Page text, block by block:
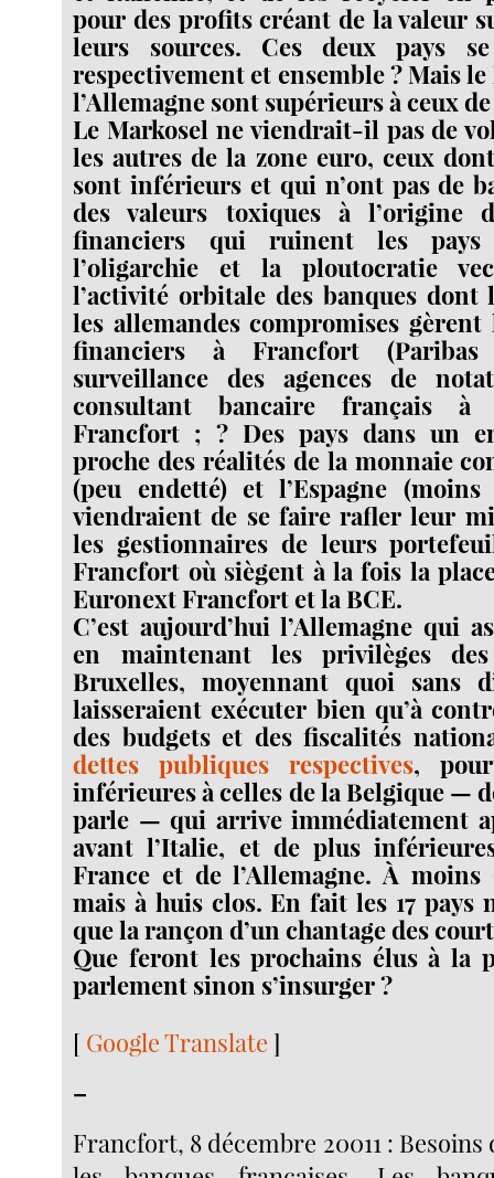
pour des profits créant de la valeur
leurs sources. Ces deux pays
respectivement et ensemble ? Mais le
l’Allemagne sont supérieurs à ceux
Le Markosel ne viendrait-il pas de
les autres de la zone euro, ceux
sont inférieurs et qui n’ont pas de
des valeurs toxiques à l’origine
financiers qui ruinent les
l’oligarchie et la ploutocratie
l’activité orbitale des banques dont
les allemandes compromises
financiers à Francfort
surveillance des agences de
consultant bancaire français
Francfort ; ? Des pays dans un
proche des réalités de la monnaie
(peu endetté) et l’Espagne
viendraient de se faire rafler leur
les gestionnaires de leurs
Francfort où siègent à la fois la
Euronext Francfort et la BCE.
C’est aujourd’hui l’Allemagne qui
en maintenant les privilèges
Bruxelles, moyennant quoi
laisseraient exécuter bien qu’à
des budgets et des fiscalités
dettes publiques respectives,
inférieures à celles de la Belgique —
parle — qui arrive immédiatement
avant l’Italie, et de plus
France et de l’Allemagne. À
mais à huis clos. En fait les 17 pays
que la rançon d’un chantage des
Que feront les prochains élus à la
parlement sinon s’insurger ?
[ Google Translate ]
–
Francfort, 8 décembre 20011 : Besoins